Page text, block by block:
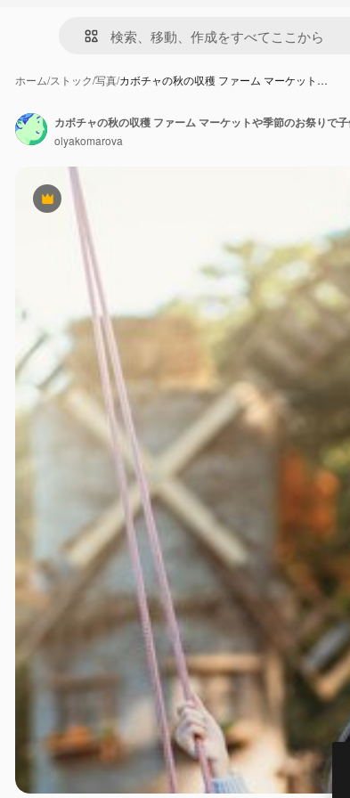
ホーム/ストック/写真/カボチャの秋の収穫 ファーム マーケット…
Premium
olyakomarova